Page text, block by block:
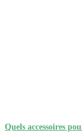
Quels accessoires